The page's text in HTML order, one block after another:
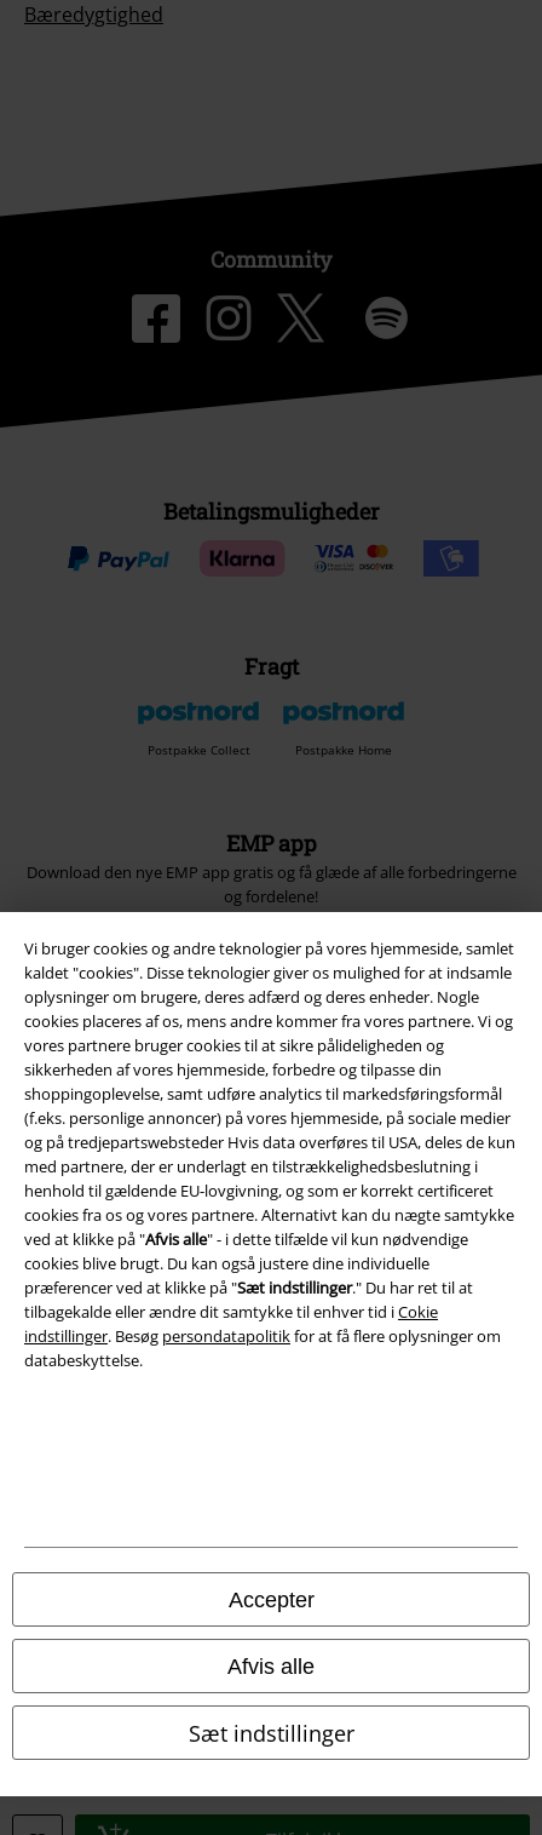
Vi bruger cookies og andre teknologier på vores hjemmeside, samlet
kaldet "cookies". Disse teknologier giver os mulighed for at indsamle
oplysninger om brugere, deres adfærd og deres enheder. Nogle
cookies placeres af os, mens andre kommer fra vores partnere. Vi og
vores partnere bruger cookies til at sikre pålideligheden og
sikkerheden af ​​vores hjemmeside, forbedre og tilpasse din
shoppingoplevelse, samt udføre analytics til markedsføringsformål
(f.eks. personlige annoncer) på vores hjemmeside, på sociale medier
og på tredjepartswebsteder Hvis data overføres til USA, deles de kun
med partnere, der er underlagt en tilstrækkelighedsbeslutning i
henhold til gældende EU-lovgivning, og som er korrekt certificeret
cookies fra os og vores partnere. Alternativt kan du nægte samtykke
ved at klikke på "Afvis alle" - i dette tilfælde vil kun nødvendige
cookies blive brugt. Du kan også justere dine individuelle
præferencer ved at klikke på "Sæt indstillinger." Du har ret til at
tilbagekalde eller ændre dit samtykke til enhver tid iCokie
indstillinger. Besøg persondatapolitikfor at få flere oplysninger om
databeskyttelse.
Accepter
Afvis alle
Sæt indstillinger
Bæredygtighed
Community
Betalingsmuligheder
Fragt
Postpakke Collect Postpakke Home
EMP app
Download den nye EMP app gratis og få glæde af alle forbedringerne
og fordelene!
A Warner Music Group Company
Persondatapolitik
Bortskaffelse af affald og miljøbeskyttelse
Overensstemmelseserklæring
Oplysninger om tilgængelighed
Bekræft annullering